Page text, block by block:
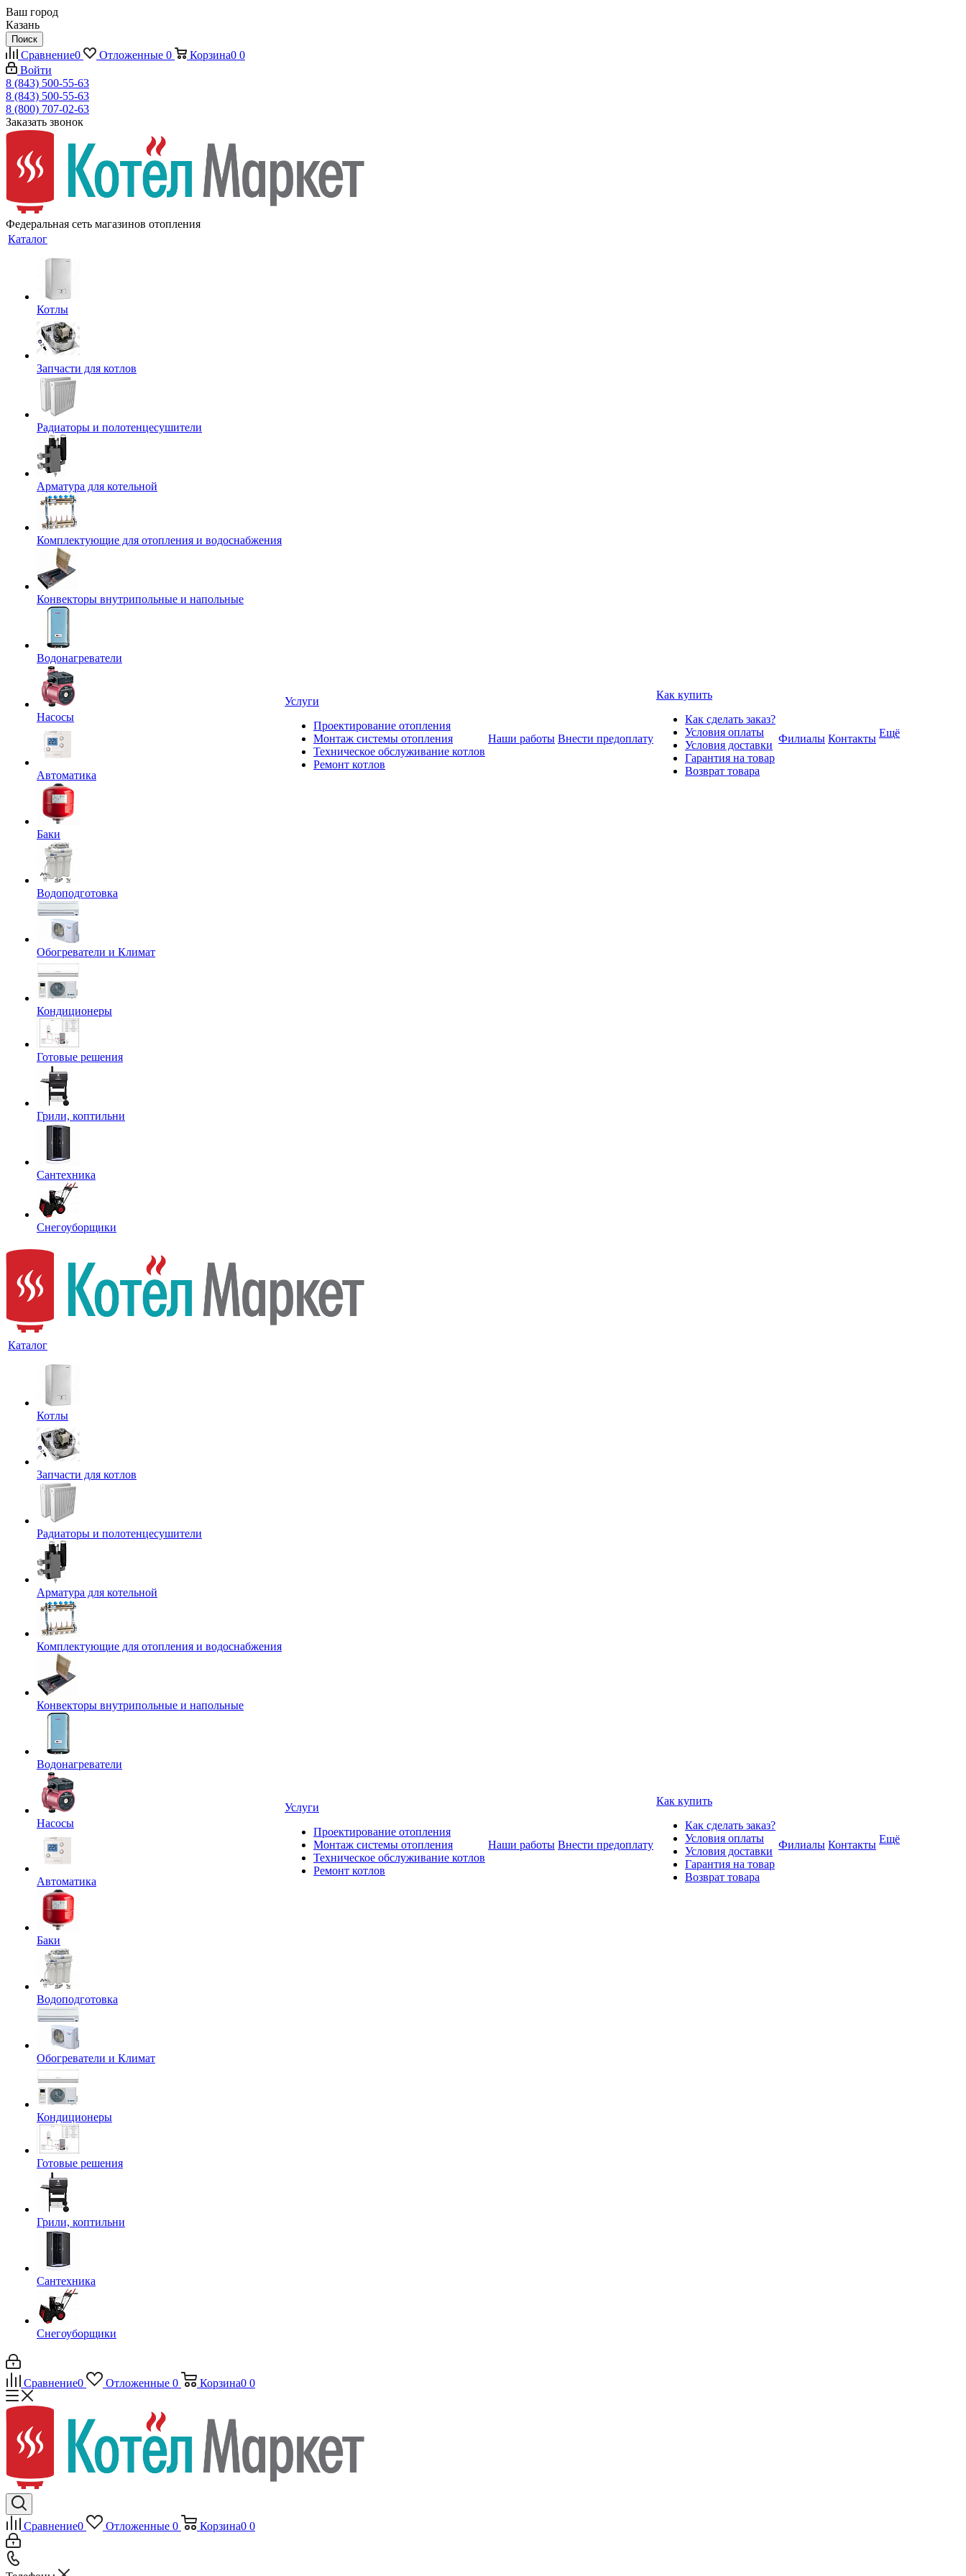
Ваш город
Казань
Поиск
Сравнение0 Отложенные 0 Корзина0 0
Войти
8 (843) 500-55-63
8 (843) 500-55-63
8 (800) 707-02-63
Заказать звонок
Федеральная сеть магазинов отопления
Каталог
Котлы
Запчасти для котлов
Радиаторы и полотенцесушители
Арматура для котельной
Комплектующие для отопления и водоснабжения
Конвекторы внутрипольные и напольные
Водонагреватели
Насосы
Автоматика
Баки
Водоподготовка
Обогреватели и Климат
Кондиционеры
Готовые решения
Грили, коптильни
Сантехника
Снегоуборщики
Услуги
Проектирование отопления
Монтаж системы отопления
Техническое обслуживание котлов
Ремонт котлов
Наши работы Внести предоплату
Как купить
Как сделать заказ?
Условия оплаты
Условия доставки
Гарантия на товар
Возврат товара
Филиалы Контакты Ещё
Каталог
Котлы
Запчасти для котлов
Радиаторы и полотенцесушители
Арматура для котельной
Комплектующие для отопления и водоснабжения
Конвекторы внутрипольные и напольные
Водонагреватели
Насосы
Автоматика
Баки
Водоподготовка
Обогреватели и Климат
Кондиционеры
Готовые решения
Грили, коптильни
Сантехника
Снегоуборщики
Услуги
Проектирование отопления
Монтаж системы отопления
Техническое обслуживание котлов
Ремонт котлов
Наши работы Внести предоплату
Как купить
Как сделать заказ?
Условия оплаты
Условия доставки
Гарантия на товар
Возврат товара
Филиалы Контакты Ещё
Сравнение0 Отложенные 0 Корзина0 0
Сравнение0 Отложенные 0 Корзина0 0